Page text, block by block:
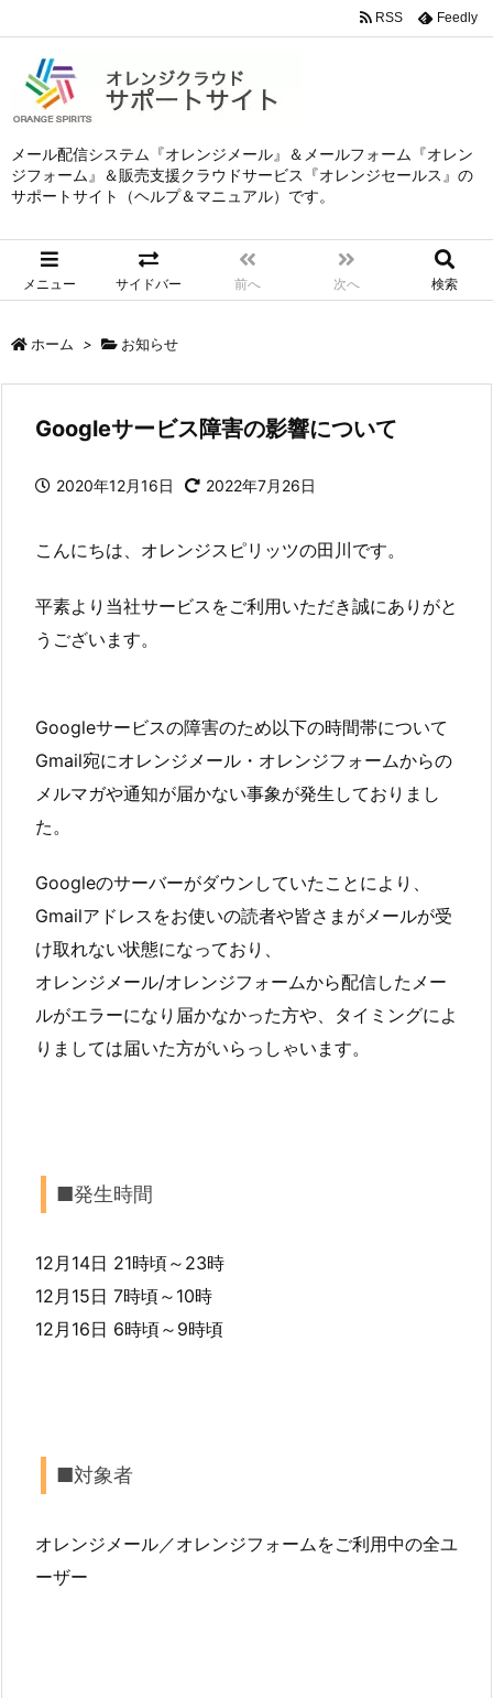
メール配信システム『オレンジメール』＆メールフォーム『オレン
ジフォーム』＆販売支援クラウドサービス『オレンジセールス』の
サポートサイト（ヘルプ＆マニュアル）です。
メニュー サイドバー 前へ 次へ 検索
RSS Feedly
ホーム > お知らせ
Googleサービス障害の影響について
2020年12月16日 2022年7月26日
こんにちは、オレンジスピリッツの田川です。
平素より当社サービスをご利用いただき誠にありがと
うございます。
Googleサービスの障害のため以下の時間帯について
Gmail宛にオレンジメール・オレンジフォームからの
メルマガや通知が届かない事象が発生しておりまし
た。
Googleのサーバーがダウンしていたことにより、
Gmailアドレスをお使いの読者や皆さまがメールが受
け取れない状態になっており、
オレンジメール/オレンジフォームから配信したメー
ルがエラーになり届かなかった方や、タイミングによ
りましては届いた方がいらっしゃいます。
■発生時間
12月14日 21時頃～23時
12月15日 7時頃～10時
12月16日 6時頃～9時頃
■対象者
オレンジメール／オレンジフォームをご利用中の全ユ
ーザー